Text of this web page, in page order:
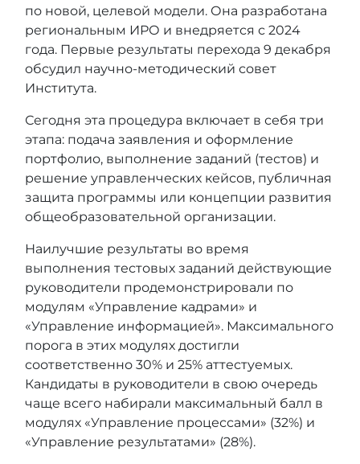
по новой, целевой модели. Она разработана
региональным ИРО и внедряется с 2024
года. Первые результаты перехода 9 декабря
обсудил научно-методический совет
Института.
Сегодня эта процедура включает в себя три
этапа: подача заявления и оформление
портфолио, выполнение заданий (тестов) и
решение управленческих кейсов, публичная
защита программы или концепции развития
общеобразовательной организации.
Наилучшие результаты во время
выполнения тестовых заданий действующие
руководители продемонстрировали по
модулям «Управление кадрами» и
«Управление информацией». Максимального
порога в этих модулях достигли
соответственно 30% и 25% аттестуемых.
Кандидаты в руководители в свою очередь
чаще всего набирали максимальный балл в
модулях «Управление процессами» (32%) и
«Управление результатами» (28%).